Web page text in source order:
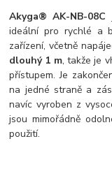
Akyga® AK-NB-08C
ideální pro rychlé a
zařízení, včetně
dlouhý 1 m, takže je
přístupem. Je
na jedné straně a
navíc vyroben z
jsou mimořádně
použití.